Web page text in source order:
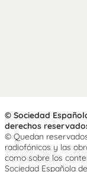
© Sociedad
derechos
© Quedan
radiofónicos y las
como sobre los
Sociedad Española